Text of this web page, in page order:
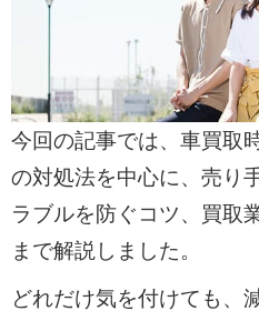
今回の記事では、車買取
の対処法を中心に、売り
ラブルを防ぐコツ、買取
まで解説しました。
どれだけ気を付けても、